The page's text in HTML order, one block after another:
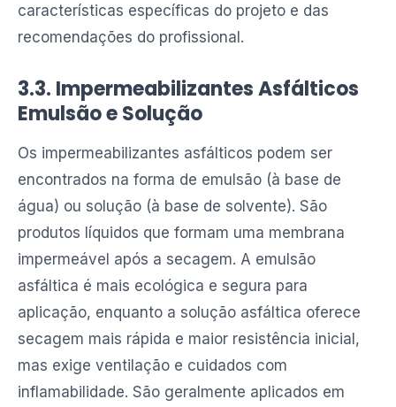
características específicas do projeto e das
recomendações do profissional.
3.3. Impermeabilizantes Asfálticos
Emulsão e Solução
Os impermeabilizantes asfálticos podem ser
encontrados na forma de emulsão (à base de
água) ou solução (à base de solvente). São
produtos líquidos que formam uma membrana
impermeável após a secagem. A emulsão
asfáltica é mais ecológica e segura para
aplicação, enquanto a solução asfáltica oferece
secagem mais rápida e maior resistência inicial,
mas exige ventilação e cuidados com
inflamabilidade. São geralmente aplicados em